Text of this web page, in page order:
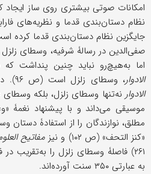
امکانات صوتی بیشتری روی ساز ایجاد
نظام دستان‌بندی قدما و نظریه‌های
جایگزین نظام دستان‌بندی قدما کرده
صفی‌الدین در رسالۀ شرفیه، وسطای
اما به‌هیچ‌رو نباید چنین پنداشت
الادوار، وسطای زلزل است (ص ۹۶). درواقع، نظام ارائه‌شده در کتاب
الادوار نه‌تنها وسطای زلزل، بلکه
مطلق، نوازندگان را از استفادۀ
«کنز التحف» (ص ۱۰۲) و نیز
مفاتیح
به عبارتی ۳۵۰ سنت آورده‌اند.